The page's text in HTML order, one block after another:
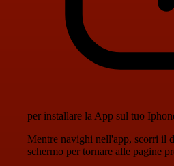
per installare la App sul tuo
Mentre navighi nell'app, scorri il
schermo per tornare alle pagine